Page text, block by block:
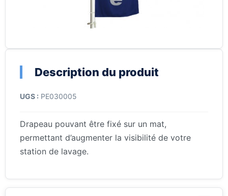
Description du produit
UGS : PE030005
Drapeau pouvant être fixé sur un mat,
permettant d’augmenter la visibilité de votre
station de lavage.